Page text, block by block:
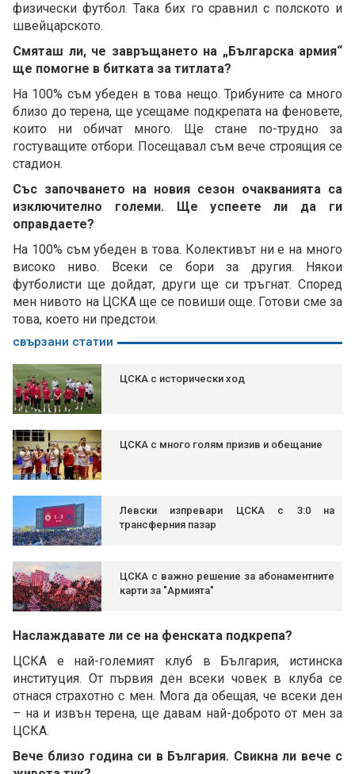
физически футбол. Така бих го сравнил с полското и
швейцарското.
Смяташ ли, че завръщането на „Българска армия“
ще помогне в битката за титлата?
На 100% съм убеден в това нещо. Трибуните са много
близо до терена, ще усещаме подкрепата на феновете,
които ни обичат много. Ще стане по-трудно за
гостуващите отбори. Посещавал съм вече строящия се
стадион.
Със започването на новия сезон очакванията са
изключително големи. Ще успеете ли да ги
оправдаете?
На 100% съм убеден в това. Колективът ни е на много
високо ниво. Всеки се бори за другия. Някои
футболисти ще дойдат, други ще си тръгнат. Според
мен нивото на ЦСКА ще се повиши още. Готови сме за
това, което ни предстои.
свързани статии
ЦСКА с исторически ход
ЦСКА с много голям призив и обещание
Левски изпревари ЦСКА с 3:0 на
трансферния пазар
ЦСКА с важно решение за абонаментните
карти за "Армията"
Наслаждавате ли се на фенската подкрепа?
ЦСКА е най-големият клуб в България, истинска
институция. От първия ден всеки човек в клуба се
отнася страхотно с мен. Мога да обещая, че всеки ден
– на и извън терена, ще давам най-доброто от мен за
ЦСКА.
Вече близо година си в България. Свикна ли вече с